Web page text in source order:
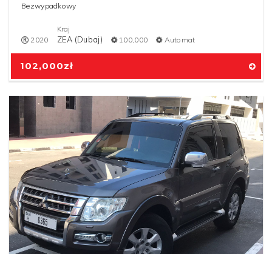
102,000zł
Bezwypadkowy
2020
Kraj
ZEA (Dubaj) 100,000 Automat